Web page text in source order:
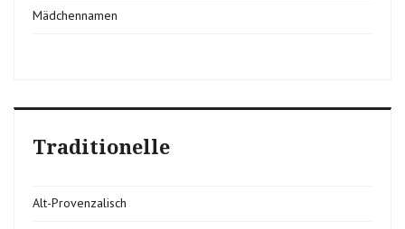
Mädchennamen
Traditionelle
Alt-Provenzalisch